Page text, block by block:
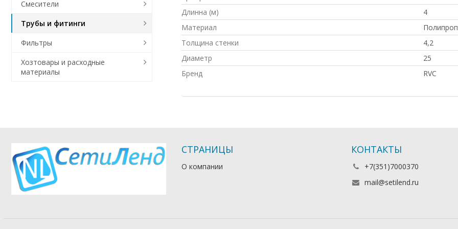
Длинна (м)
4
Материал
Толщина стенки
4,2
Диаметр
25
Бренд
RVC
Смесители
Трубы и фитинги
Фильтры
Хозтовары и расходные
материалы
СТРАНИЦЫ
О компании
КОНТАКТЫ
+7(351)7000370
mail@setilend.ru